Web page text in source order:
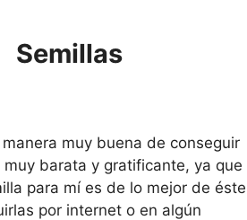
Semillas
muy buena de conseguir
barata y gratificante, ya que
para mí es de lo mejor de éste
por internet o en algún